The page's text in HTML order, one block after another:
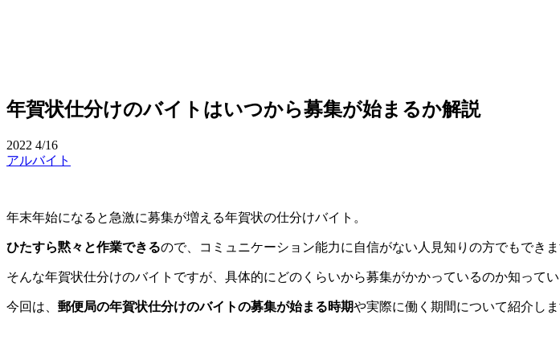
年賀状仕分けのバイトはいつから募集が始まるか解説
2022 4/16
アルバイト
年末年始になると急激に募集が増える年賀状の仕分けバイト。
ひたすら黙々と作業できるので、コミュニケーション能力に自信がない人見知りの方でもでき
そんな年賀状仕分けのバイトですが、具体的にどのくらいから募集がかかっているのか知ってい
今回は、 郵便局の年賀状仕分けのバイトの募集が始まる時期や実際に働く期間について紹介しま